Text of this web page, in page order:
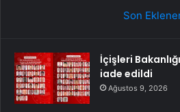
Son
İçişleri
iade edildi
Ağustos 9, 2026